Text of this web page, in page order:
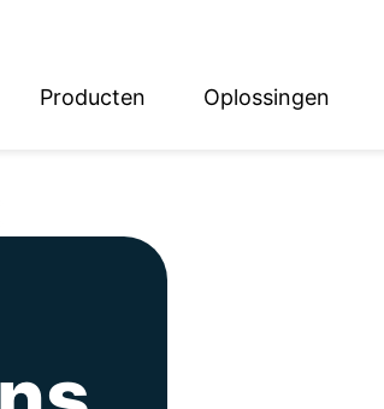
Producten Oplossingen